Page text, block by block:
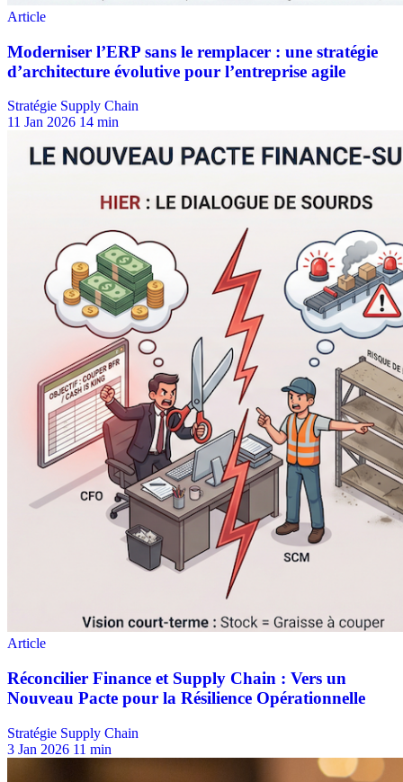
Stratégie Supply Chain
11 Jan 2026 14 min
Stratégie Supply Chain
3 Jan 2026 11 min